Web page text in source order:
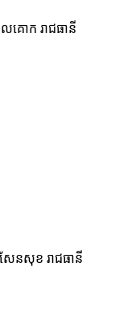
គោក រាជធានី
សែនសុខ រាជធានី